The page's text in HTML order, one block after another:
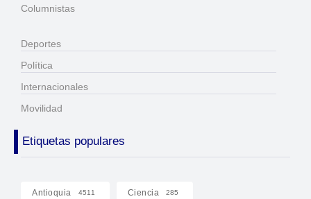
Columnistas
Deportes
Política
Internacionales
Movilidad
Etiquetas populares
Antioquia 4511 Ciencia 285